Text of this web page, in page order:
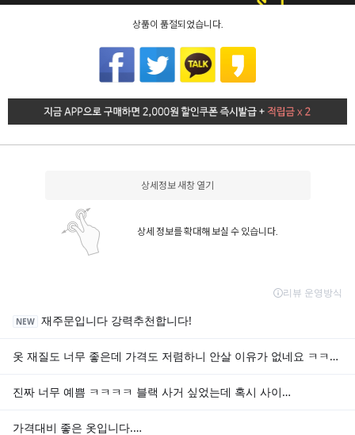
상품이 품절되었습니다.
상세정보 새창 열기
상세 정보를 확대해 보실 수 있습니다.